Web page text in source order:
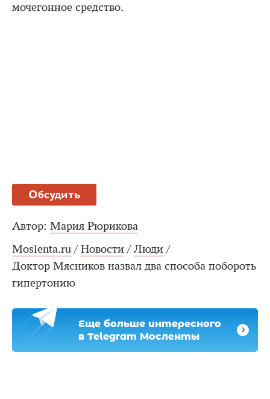
мочегонное средство.
Обсудить
Автор: Мария Рюрикова
Moslenta.ru / Новости / Люди /
Доктор Мясников назвал два способа побороть
гипертонию
Еще больше интересного
в Telegram Мосленты